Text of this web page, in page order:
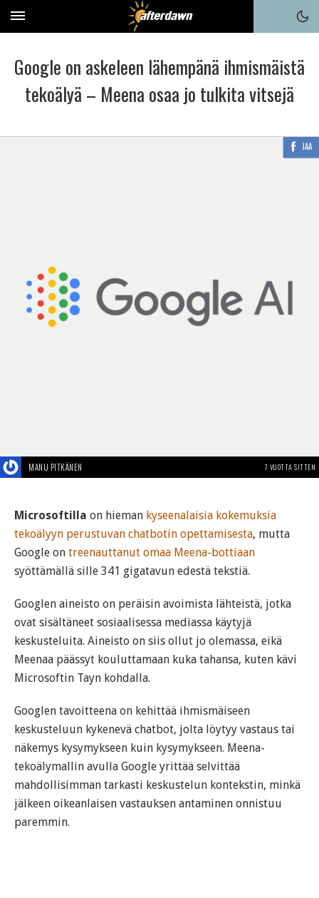
Google on askeleen lähempänä ihmismäistä
tekoälyä – Meena osaa jo tulkita vitsejä
JAA
MANU PITKÄNEN 7 VUOTTA SITTEN
Microsoftilla on hieman kyseenalaisia kokemuksia
tekoälyyn perustuvan chatbotin opettamisesta, mutta
Google on treenauttanut omaa Meena-bottiaan
syöttämällä sille 341 gigatavun edestä tekstiä.
Googlen aineisto on peräisin avoimista lähteistä, jotka
ovat sisältäneet sosiaalisessa mediassa käytyjä
keskusteluita. Aineisto on siis ollut jo olemassa, eikä
Meenaa päässyt kouluttamaan kuka tahansa, kuten kävi
Microsoftin Tayn kohdalla.
Googlen tavoitteena on kehittää ihmismäiseen
keskusteluun kykenevä chatbot, jolta löytyy vastaus tai
näkemys kysymykseen kuin kysymykseen. Meena-
tekoälymallin avulla Google yrittää selvittää
mahdollisimman tarkasti keskustelun kontekstin, minkä
jälkeen oikeanlaisen vastauksen antaminen onnistuu
paremmin.